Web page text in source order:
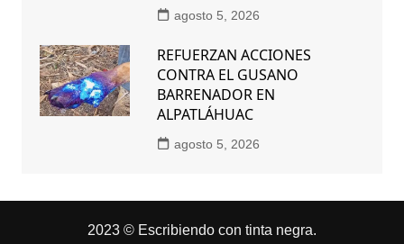
agosto 5, 2026
REFUERZAN ACCIONES
CONTRA EL GUSANO
BARRENADOR EN
ALPATLÁHUAC
agosto 5, 2026
2023 © Escribiendo con tinta negra.